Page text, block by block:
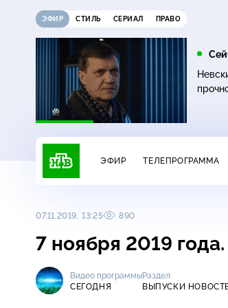
ЭФИР СТИЛЬ СЕРИАЛ ПРАВО
10:00
Сегодня
10:25
ЧП
ЭФИР ТЕЛЕПРОГРАММА
07.11.2019, 13:25 890
7 ноября 2019
Видео программы
СЕГОДНЯ
Раздел
ВЫПУСКИ